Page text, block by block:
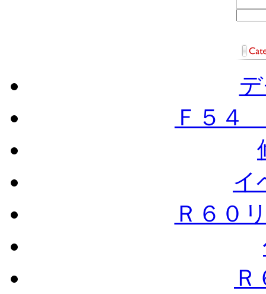
Ｆ５４
イ
Ｒ６０